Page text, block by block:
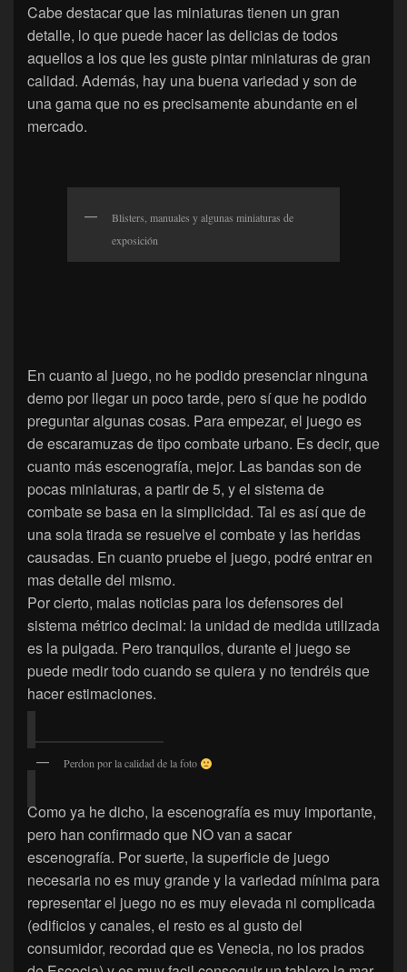
Cabe destacar que las miniaturas tienen un gran
detalle, lo que puede hacer las delicias de todos
aquellos a los que les guste pintar miniaturas de gran
calidad. Además, hay una buena variedad y son de
una gama que no es precisamente abundante en el
mercado.
Blisters, manuales y algunas miniaturas de
exposición
En cuanto al juego, no he podido presenciar ninguna
demo por llegar un poco tarde, pero sí que he podido
preguntar algunas cosas. Para empezar, el juego es
de escaramuzas de tipo combate urbano. Es decir, que
cuanto más escenografía, mejor. Las bandas son de
pocas miniaturas, a partir de 5, y el sistema de
combate se basa en la simplicidad. Tal es así que de
una sola tirada se resuelve el combate y las heridas
causadas. En cuanto pruebe el juego, podré entrar en
mas detalle del mismo.
Por cierto, malas noticias para los defensores del
sistema métrico decimal: la unidad de medida utilizada
es la pulgada. Pero tranquilos, durante el juego se
puede medir todo cuando se quiera y no tendréis que
hacer estimaciones.
Perdon por la calidad de la foto
Como ya he dicho, la escenografía es muy importante,
pero han confirmado que NO van a sacar
escenografía. Por suerte, la superficie de juego
necesaria no es muy grande y la variedad mínima para
representar el juego no es muy elevada ni complicada
(edificios y canales, el resto es al gusto del
consumidor, recordad que es Venecia, no los prados